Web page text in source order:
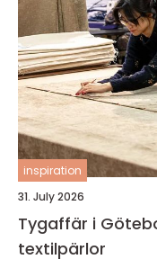
inspiration
31. July 2026
Tygaffär i
textilpärlor